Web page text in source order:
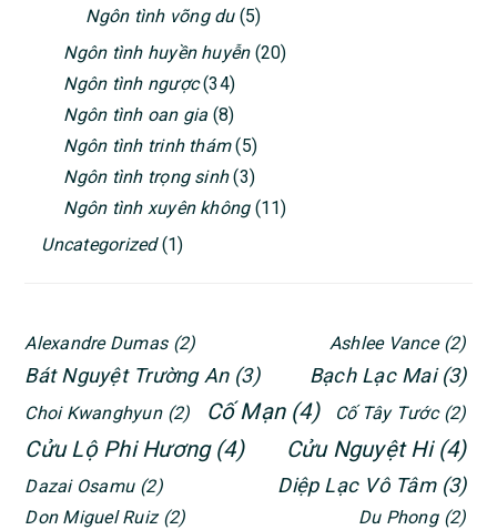
Ngôn tình võng du(5)
Ngôn tình huyền huyễn(20)
Ngôn tình ngược(34)
Ngôn tình oan gia (8)
Ngôn tình trinh thám(5)
Ngôn tình trọng sinh(3)
Ngôn tình xuyên không(11)
Uncategorized(1)
Alexandre Dumas (2) Ashlee Vance (2)
Bát Nguyệt Trường An (3) Bạch Lạc Mai (3)
Choi Kwanghyun (2) Cố Mạn (4) Cố Tây Tước (2)
Cửu Lộ Phi Hương (4) Cửu Nguyệt Hi (4)
Dazai Osamu (2) Diệp Lạc Vô Tâm (3)
Don Miguel Ruiz (2) Du Phong (2)